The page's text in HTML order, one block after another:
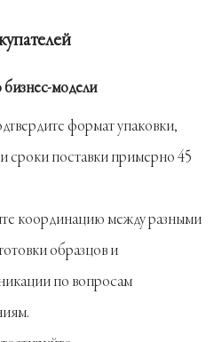
модели
формат упаковки,
и сроки поставки примерно 45
координацию между разными
образцов и
по вопросам